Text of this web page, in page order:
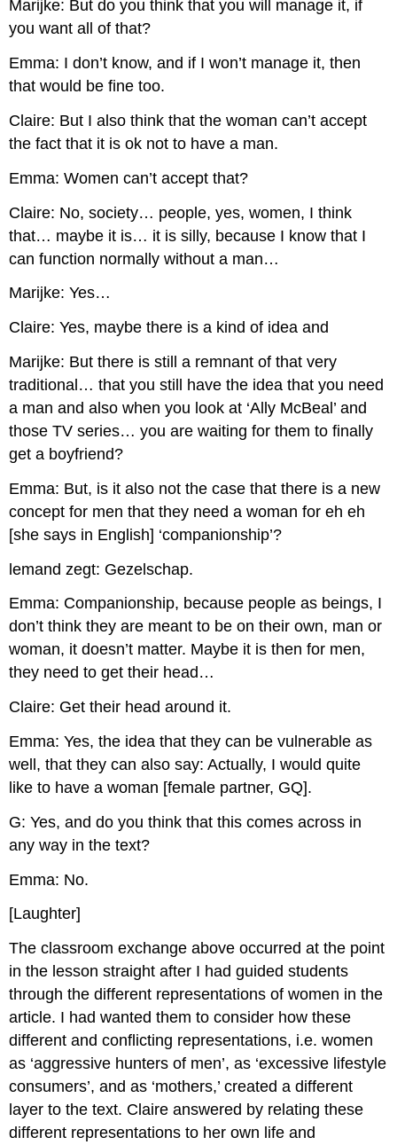
Marijke: But do you think that you will manage it, if
you want all of that?
Emma: I don’t know, and if I won’t manage it, then
that would be fine too.
Claire: But I also think that the woman can’t accept
the fact that it is ok not to have a man.
Emma: Women can’t accept that?
Claire: No, society… people, yes, women, I think
that… maybe it is… it is silly, because I know that I
can function normally without a man…
Marijke: Yes…
Claire: Yes, maybe there is a kind of idea and
Marijke: But there is still a remnant of that very
traditional… that you still have the idea that you need
a man and also when you look at ‘Ally McBeal’ and
those TV series… you are waiting for them to finally
get a boyfriend?
Emma: But, is it also not the case that there is a new
concept for men that they need a woman for eh eh
[she says in English] ‘companionship’?
lemand zegt: Gezelschap.
Emma: Companionship, because people as beings, I
don’t think they are meant to be on their own, man or
woman, it doesn’t matter. Maybe it is then for men,
they need to get their head…
Claire: Get their head around it.
Emma: Yes, the idea that they can be vulnerable as
well, that they can also say: Actually, I would quite
like to have a woman [female partner, GQ].
G: Yes, and do you think that this comes across in
any way in the text?
Emma: No.
[Laughter]
The classroom exchange above occurred at the point
in the lesson straight after I had guided students
through the different representations of women in the
article. I had wanted them to consider how these
different and conflicting representations, i.e. women
as ‘aggressive hunters of men’, as ‘excessive lifestyle
consumers’, and as ‘mothers,’ created a different
layer to the text. Claire answered by relating these
different representations to her own life and